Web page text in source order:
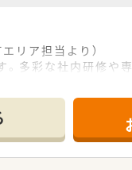
リア担当より）
多彩な社内研修や
川越線の高麗川駅か
140枚の処方箋を
しており、非常に